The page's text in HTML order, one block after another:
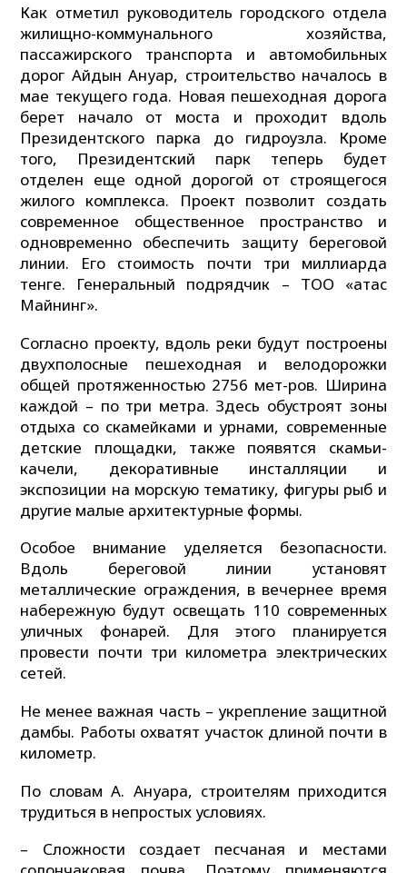
Как отметил руководитель городского отдела
жилищно-коммунального хозяйства,
пассажирского транспорта и автомобильных
дорог Айдын Ануар, строительство началось в
мае текущего года. Новая пешеходная дорога
берет начало от моста и проходит вдоль
Президентского парка до гидроузла. Кроме
того, Президентский парк теперь будет
отделен еще одной дорогой от строящегося
жилого комплекса. Проект позволит создать
современное общественное пространство и
одновременно обеспечить защиту береговой
линии. Его стоимость почти три миллиарда
тенге. Генеральный подрядчик – ТОО «Қатас
Майнинг».
Согласно проекту, вдоль реки будут построены
двухполосные пешеходная и велодорожки
общей протяженностью 2756 мет-ров. Ширина
каждой – по три метра. Здесь обустроят зоны
отдыха со скамейками и урнами, современные
детские площадки, также появятся скамьи-
качели, декоративные инсталляции и
экспозиции на морскую тематику, фигуры рыб и
другие малые архитектурные формы.
Особое внимание уделяется безопасности.
Вдоль береговой линии установят
металлические ограждения, в вечернее время
набережную будут освещать 110 современных
уличных фонарей. Для этого планируется
провести почти три километра электрических
сетей.
Не менее важная часть – укрепление защитной
дамбы. Работы охватят участок длиной почти в
километр.
По словам А. Ануара, строителям приходится
трудиться в непростых условиях.
– Сложности создает песчаная и местами